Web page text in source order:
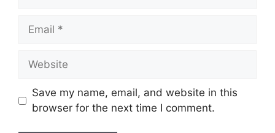
Email
Website
Save my name, email, and website in this
browser for the next time I comment.